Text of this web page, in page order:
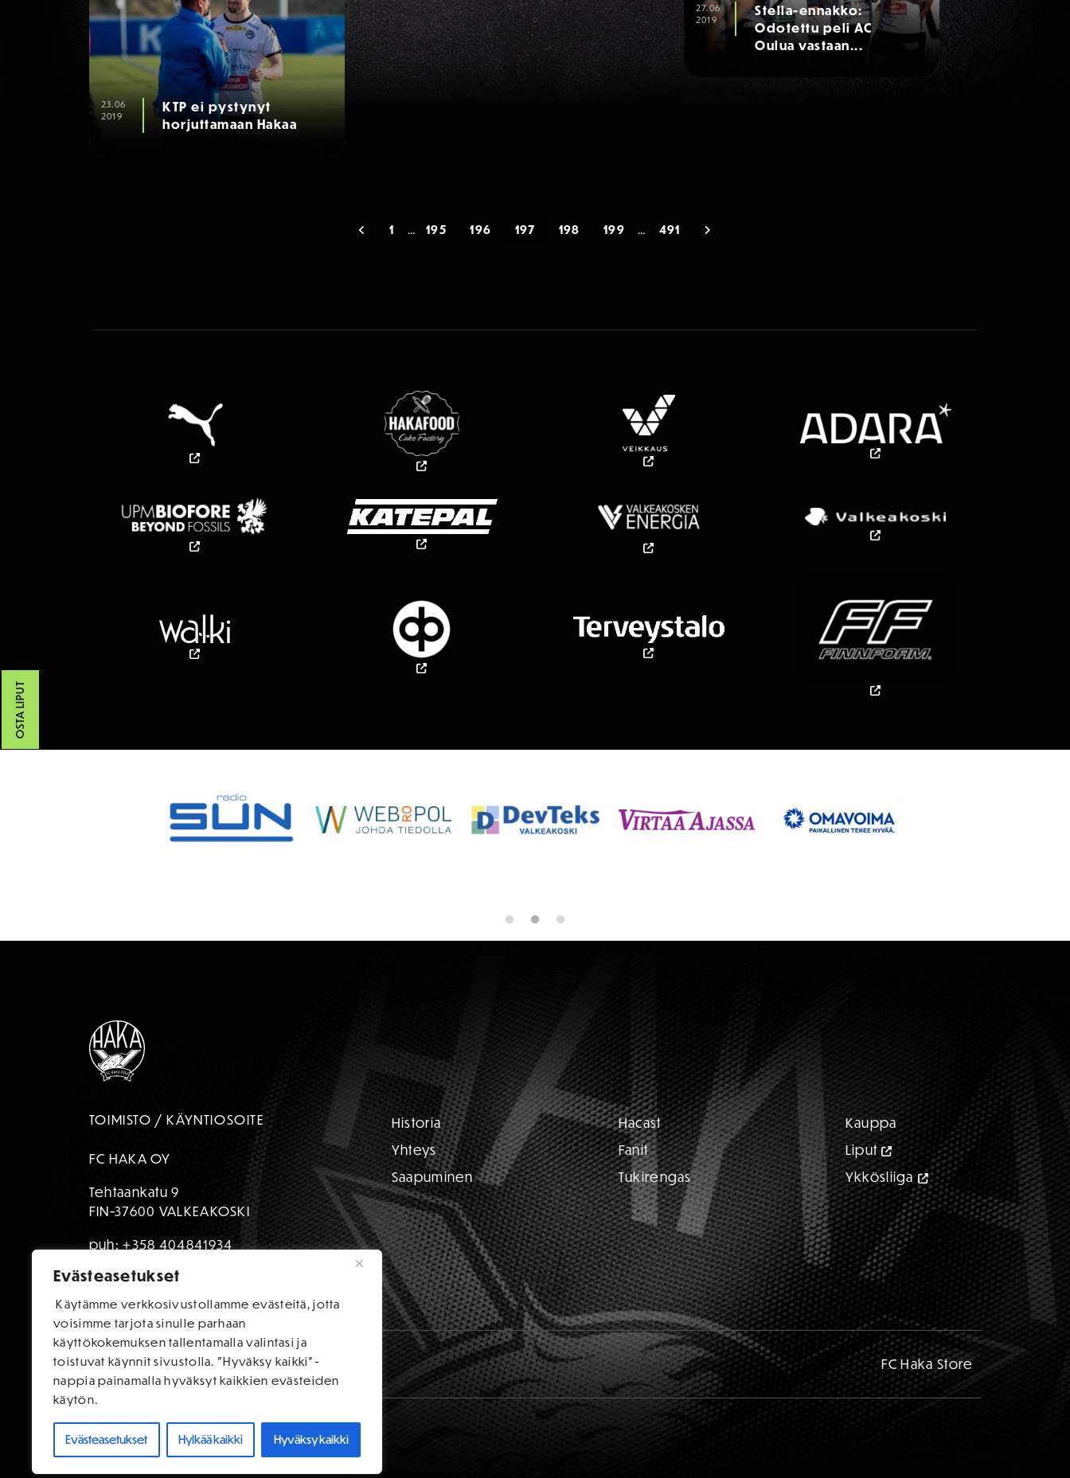
Evästeasetukset
Käytämme verkkosivustollamme evästeitä, jotta
voisimme tarjota sinulle parhaan
käyttökokemuksen tallentamalla valintasi ja
toistuvat käynnit sivustolla. "Hyväksy kaikki"-
nappia painamalla hyväksyt kaikkien evästeiden
käytön.
Evästeasetukset Hylkää kaikki Hyväksy kaikki
27.06
2019
Stella-ennakko:
Odotettu peli AC
Oulua vastaan...
23.06
2019
KTP ei pystynyt
horjuttamaan Hakaa
Siirry edelliseen
1 … 195 196 197 198 199 … 491
OSTA LIPUT
TOIMISTO / KÄYNTIOSOITE
FC HAKA OY
Tehtaankatu 9
FIN-37600 VALKEAKOSKI
puh:+358 404841934
toimisto@fchaka.fi
Historia
Yhteys
Saapuminen
Hacast
Fanit
Tukirengas
Kauppa
Liput
Ykkösliiga
FC Haka Store